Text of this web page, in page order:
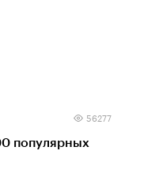
56277
популярных